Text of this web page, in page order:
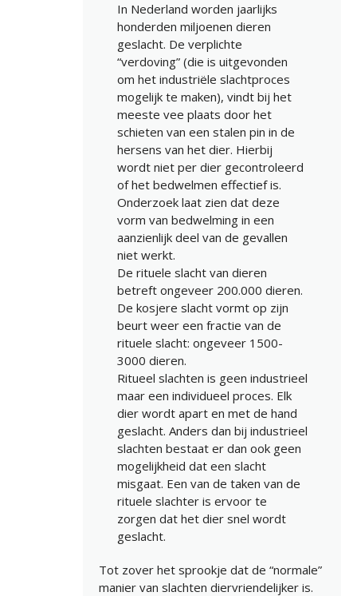
In Nederland worden jaarlijks
honderden miljoenen dieren
geslacht. De verplichte
“verdoving” (die is uitgevonden
om het industriële slachtproces
mogelijk te maken), vindt bij het
meeste vee plaats door het
schieten van een stalen pin in de
hersens van het dier. Hierbij
wordt niet per dier gecontroleerd
of het bedwelmen effectief is.
Onderzoek laat zien dat deze
vorm van bedwelming in een
aanzienlijk deel van de gevallen
niet werkt.
De rituele slacht van dieren
betreft ongeveer 200.000 dieren.
De kosjere slacht vormt op zijn
beurt weer een fractie van de
rituele slacht: ongeveer 1500-
3000 dieren.
Ritueel slachten is geen industrieel
maar een individueel proces. Elk
dier wordt apart en met de hand
geslacht. Anders dan bij industrieel
slachten bestaat er dan ook geen
mogelijkheid dat een slacht
misgaat. Een van de taken van de
rituele slachter is ervoor te
zorgen dat het dier snel wordt
geslacht.
Tot zover het sprookje dat de “normale”
manier van slachten diervriendelijker is.